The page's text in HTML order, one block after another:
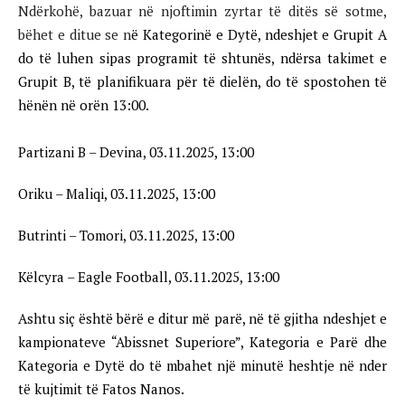
Ndërkohë, bazuar në njoftimin zyrtar të ditës së sotme,
bëhet e ditue se nëKategorinë e Dytë, ndeshjet e Grupit A
do të luhen sipas programit të shtunës, ndërsa takimet e
Grupit B, të planifikuara për të dielën, do të spostohen të
hënën në orën 13:00.
Partizani B – Devina, 03.11.2025, 13:00
Oriku – Maliqi, 03.11.2025, 13:00
Butrinti – Tomori, 03.11.2025, 13:00
Këlcyra – Eagle Football, 03.11.2025, 13:00
Ashtu siç është bërë e ditur më parë, në të gjitha ndeshjet e
kampionateve “Abissnet Superiore”, Kategoria e Parë dhe
Kategoria e Dytë do të mbahet një minutë heshtje në nder
të kujtimit të Fatos Nanos.